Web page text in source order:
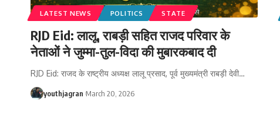
LATEST NEWS POLITICS STATE
RJD Eid: लालू, राबड़ी सहित राजद परिवार के
नेताओं ने जुम्मा-तुल-विदा की मुबारकबाद दी
RJD Eid: राजद के राष्ट्रीय अध्यक्ष लालू प्रसाद, पूर्व मुख्यमंत्री राबड़ी देवी…
youthjagran March 20, 2026